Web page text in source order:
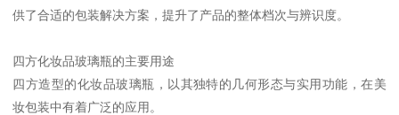
供了合适的包装解决方案，提升了产品的整体档次与辨识度。
四方化妆品玻璃瓶的主要用途
四方造型的化妆品玻璃瓶，以其独特的几何形态与实用功能，在美
妆包装中有着广泛的应用。